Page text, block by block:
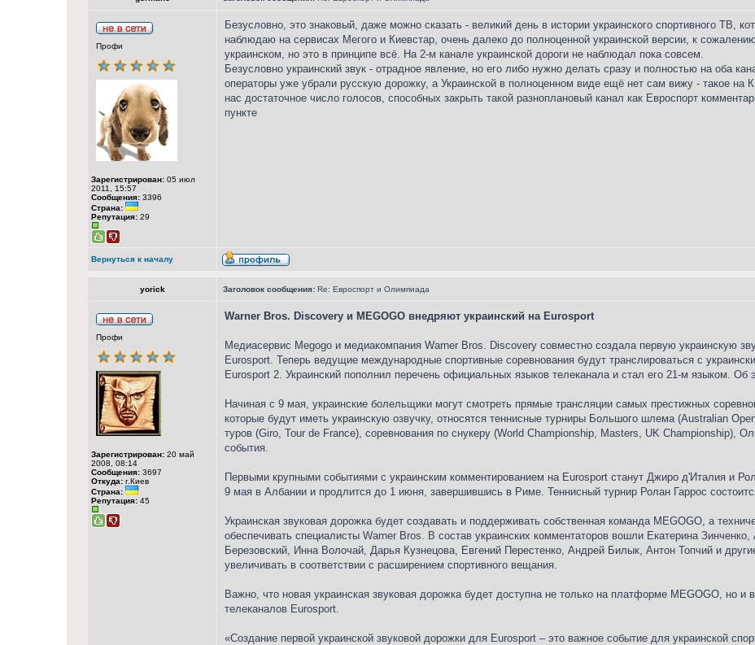
Профи
Зарегистрирован: 05 июл
2011, 15:57
Сообщения: 3396
Страна:
Репутация: 29
Безусловно, это знаковый, даже можно сказать - великий день в истории украинского спортивного ТВ,
наблюдаю на сервисах Мегого и Киевстар, очень далеко до полноценной украинской версии, к
украинском, но это в принципе всё. На 2-м канале украинской дороги не наблюдал пока совсем.
Безусловно украинский звук - отрадное явление, но его либо нужно делать сразу и полностью на оба
операторы уже убрали русскую дорожку, а Украинской в полноценном виде ещё нет сам вижу - такое на
нас достаточное число голосов, способных закрыть такой разноплановый канал как Евроспорт
пункте
Вернуться к началу
yorick Заголовок сообщения: Re: Евроспорт и Олимпиада
Профи
Зарегистрирован: 20 май
2008, 08:14
Сообщения: 3697
Откуда: г.Киев
Страна:
Репутация: 45
Warner Bros. Discovery и MEGOGO внедряют украинский на Eurosport
Медиасервис Megogo и медиакомпания Warner Bros. Discovery совместно создала первую украинскую
Eurosport. Теперь ведущие международные спортивные соревнования будут транслироваться с
Eurosport 2. Украинский пополнил перечень официальных языков телеканала и стал его 21-м языком. Об
Начиная с 9 мая, украинские болельщики могут смотреть прямые трансляции самых престижных
которые будут иметь украинскую озвучку, относятся теннисные турниры Большого шлема (Australian
туров (Giro, Tour de France), соревнования по снукеру (World Championship, Masters, UK Championship),
события.
Первыми крупными событиями с украинским комментированием на Eurosport станут Джиро д'Италия и
9 мая в Албании и продлится до 1 июня, завершившись в Риме. Теннисный турнир Ролан Гаррос
Украинская звуковая дорожка будет создавать и поддерживать собственная команда MEGOGO, а
обеспечивать специалисты Warner Bros. В состав украинских комментаторов вошли Екатерина
Березовский, Инна Волочай, Дарья Кузнецова, Евгений Перестенко, Андрей Билык, Антон Топчий и
увеличивать в соответствии с расширением спортивного вещания.
Важно, что новая украинская звуковая дорожка будет доступна не только на платформе MEGOGO, но и
телеканалов Eurosport.
«Создание первой украинской звуковой дорожки для Eurosport – это важное событие для украинской